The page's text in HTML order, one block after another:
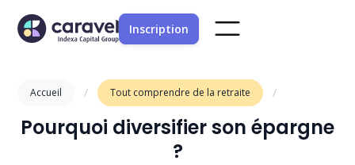
Inscription
Accueil / Tout comprendre de la retraite /
Pourquoi diversifier son épargne
?